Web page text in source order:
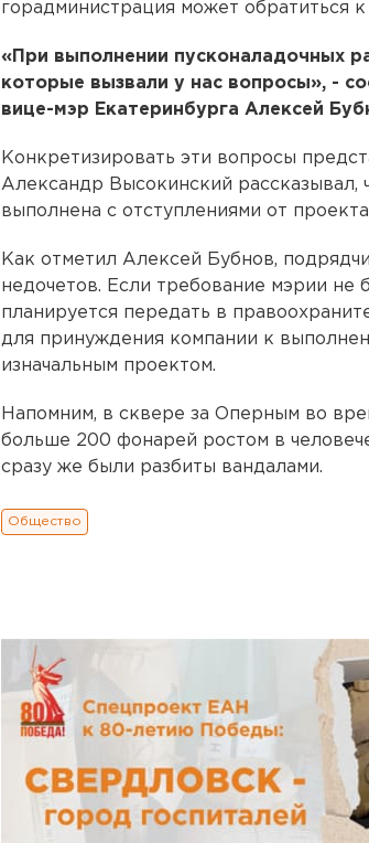
горадминистрация может обратиться
«При выполнении пусконаладочных
которые вызвали у нас вопросы», -
вице-мэр Екатеринбурга Алексей
Конкретизировать эти вопросы
Александр Высокинский рассказывал,
выполнена с отступлениями от
Как отметил Алексей Бубнов,
недочетов. Если требование мэрии не
планируется передать в
для принуждения компании к
изначальным проектом.
Напомним, в сквере за Оперным во
больше 200 фонарей ростом в
сразу же были разбиты вандалами.
Общество